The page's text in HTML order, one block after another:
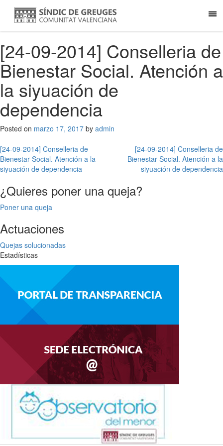
[24-09-2014] Conselleria de
Bienestar Social. Atención a
la siyuación de
dependencia
Posted on marzo 17, 2017 by admin
Navegación
de
entradas
[24-09-2014] Conselleria de
Bienestar Social. Atención a la
siyuación de dependencia
[24-09-2014] Conselleria de
Bienestar Social. Atención a la
siyuación de dependencia
¿Quieres poner una queja?
Poner una queja
Actuaciones
Quejas solucionadas
Estadísticas